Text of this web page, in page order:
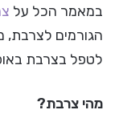
במאמר הכל על
הגורמים לצרבת,
לטפל בצרבת
מהי צרבת?